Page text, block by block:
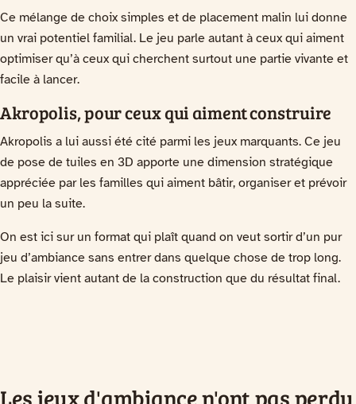
Ce mélange de choix simples et de placement malin lui donne
un vrai potentiel familial. Le jeu parle autant à ceux qui aiment
optimiser qu’à ceux qui cherchent surtout une partie vivante et
facile à lancer.
Akropolis, pour ceux qui aiment construire
Akropolis a lui aussi été cité parmi les jeux marquants. Ce jeu
de pose de tuiles en 3D apporte une dimension stratégique
appréciée par les familles qui aiment bâtir, organiser et prévoir
un peu la suite.
On est ici sur un format qui plaît quand on veut sortir d’un pur
jeu d’ambiance sans entrer dans quelque chose de trop long.
Le plaisir vient autant de la construction que du résultat final.
Les jeux d'ambiance n'ont pas perdu